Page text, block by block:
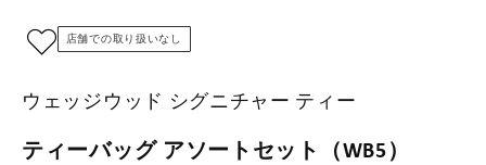
店舗での取り扱いなし
ウェッジウッド シグニチャー ティー
ティーバッグ アソートセット（WB5）